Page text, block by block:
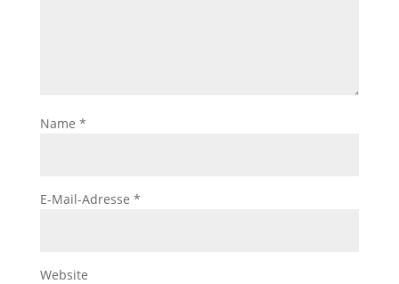
Name *
E-Mail-Adresse *
Website